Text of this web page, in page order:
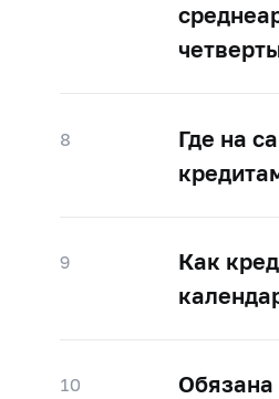
8
Где на
9
Как
10
Обязана